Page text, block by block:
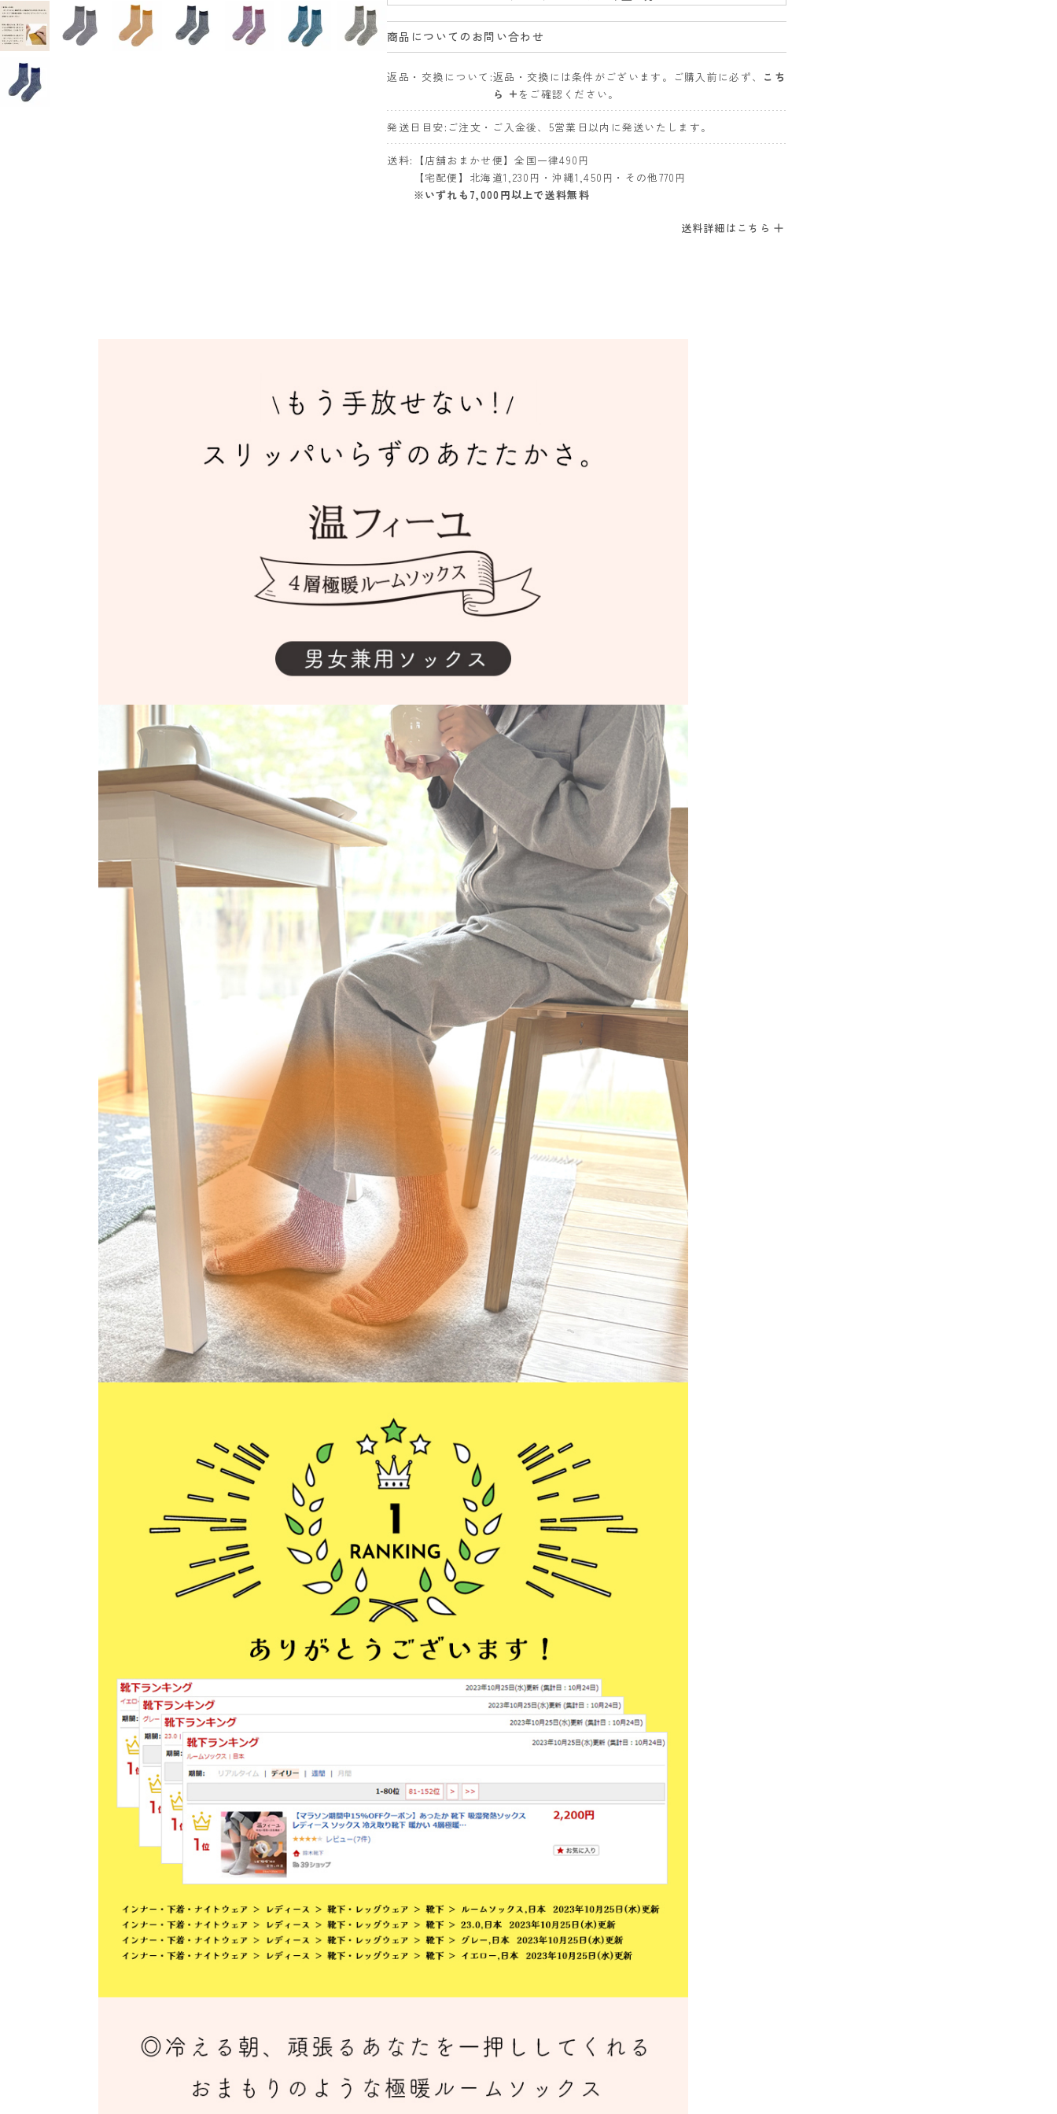
商品についてのお問い合わせ
返品・交換について 返品・交換には条件がございます。ご購入前に必ず、 こち
ら + をご確認ください。
発送日目安 ご注文・ご入金後、5営業日以内に発送いたします。
送料
【店舗おまかせ便】全国一律490円
【宅配便】北海道1,230円・沖縄1,450円・その他770円
※いずれも7,000円以上で送料無料
送料詳細はこちら